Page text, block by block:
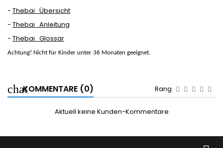
- Thebai_Übersicht
- Thebai_Anleitung
- Thebai_Glossar
Achtung! Nicht für Kinder unter 36 Monaten geeignet.
KOMMENTARE (0) Rang
Aktuell keine Kunden-Kommentare